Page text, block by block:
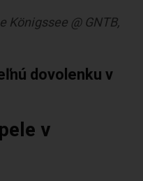
Königssee @ GNTB,
dovolenku v
v